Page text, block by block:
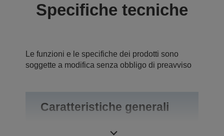
Specifiche tecniche
Le funzioni e le specifiche dei prodotti sono
soggette a modifica senza obbligo di preavviso
Caratteristiche generali